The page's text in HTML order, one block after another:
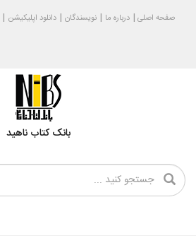
صفحه اصلی درباره ما نویسندگان دانلود اپلیکیشن
بانک کتاب ناهید